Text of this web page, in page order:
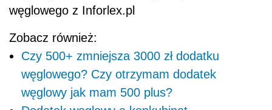
węglowego z Inforlex.pl
Zobacz również:
Czy 500+ zmniejsza 3000 zł dodatku
węglowego? Czy otrzymam dodatek
węglowy jak mam 500 plus?